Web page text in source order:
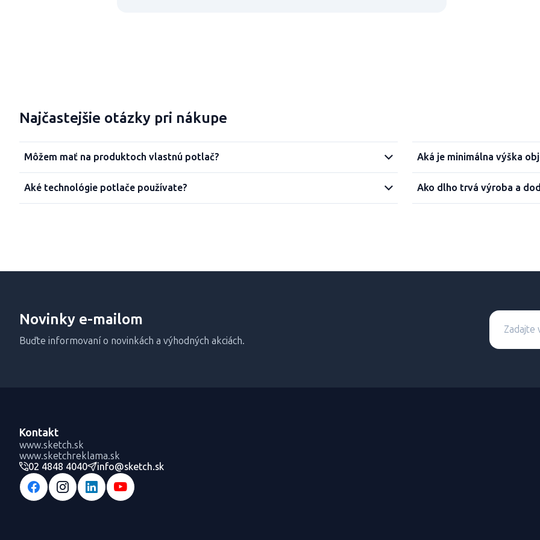
Najčastejšie otázky pri nákupe
Môžem mať na produktoch vlastnú potlač?
Aké technológie potlače používate?
Aká je minimálna výška
Ako dlho trvá výroba a
Novinky e-mailom
Buďte informovaní o novinkách a výhodných akciách.
Kontakt
www.sketch.sk
www.sketchreklama.sk
02 4848 4040
info@sketch.sk